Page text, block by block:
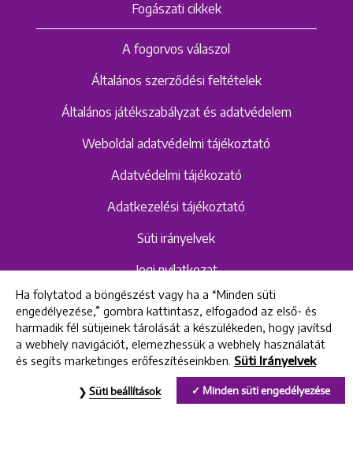
Fogászati cikkek
A fogorvos válaszol
Általános szerződési feltételek
Általános játékszabályzat és adatvédelem
Weboldal adatvédelmi tájékoztató
Adatvédelmi tájékozató
Adatkezelési tájékoztató
Süti irányelvek
Jogi nyilatkozat
Hangrögzítéshez kapcsolódó adatvédelmi
szabályzat és tájékoztató
Uniklinik Fogászati és Implantációs Központ
Ha folytatod a böngészést vagy ha a “Minden süti
engedélyezése,” gombra kattintasz, elfogadod az első- és
harmadik fél sütijeinek tárolását a készülékeden, hogy javítsd
a webhely navigációt, elemezhessük a webhely használatát
és segíts marketinges erőfeszítéseinkben. Süti Irányelvek
Minden süti engedélyezése
Süti beállítások